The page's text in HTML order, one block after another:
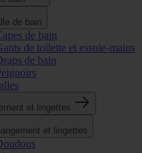
de bain
de bain
de toilette et essuie-mains
de bain
et lingettes
et lingettes